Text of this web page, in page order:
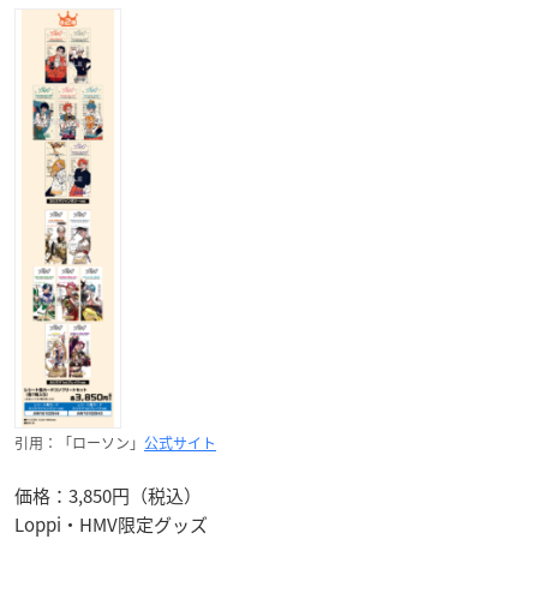
引用：「ローソン」 公式サイト
価格：3,850円（税込）
Loppi・HMV限定グッズ